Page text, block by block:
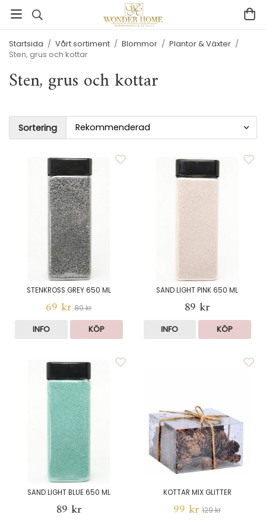
Startsida / Vårt sortiment / Blommor / Plantor & Växter /
Sten, grus och kottar
Sten, grus och kottar
Sortering
STENKROSS GREY 650 ML
69 kr 89 kr
INFO KÖP
SAND LIGHT PINK 650 ML
89 kr
INFO KÖP
SAND LIGHT BLUE 650 ML
89 kr
KOTTAR MIX GLITTER
99 kr 129 kr